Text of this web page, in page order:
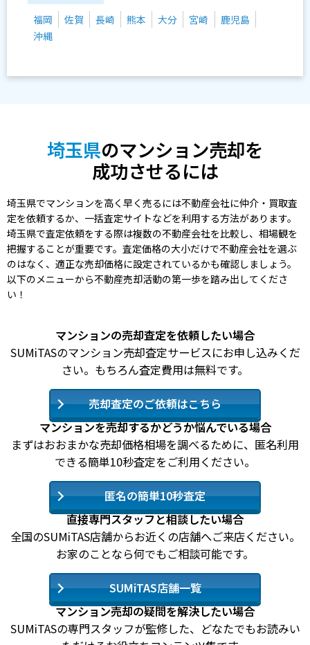
福岡 佐賀 長崎 熊本 大分 宮崎
鹿児島
沖縄
埼玉県のマンション売却を
成功させるには
埼玉県でマンションを高く早く売るには不動産会社に仲介・買取査
定を依頼するか、一括査定サイトなどを利用する方法があります。
埼玉県で査定依頼をする際は複数の不動産会社を比較し、相場観を
把握することが重要です。査定価格の大小だけで不動産会社を選ぶ
のはなく、適正な売却価格に設定されているかも確認しましょう。
以下のメニューから不動産売却活動の第一歩を踏み出してくださ
い！
マンションの売却査定を依頼したい場合
SUMiTASのマンション売却査定サービスにお申し込みくだ
さい。もちろん査定費用は無料です。
売却査定のご依頼はこちら
マンションを売却するかどうか悩んでいる場合
まずはおおまかな売却価格相場を調べるために、匿名利用
できる簡単10秒査定をご利用ください。
匿名の簡単10秒査定
直接専門スタッフと相談したい場合
全国のSUMiTAS店舗からお近くの店舗へご来店ください。
お家のことなら何でもご相談可能です。
SUMiTAS店舗一覧
マンション売却の疑問を解決したい場合
SUMiTASの専門スタッフが監修した、どなたでもお読みい